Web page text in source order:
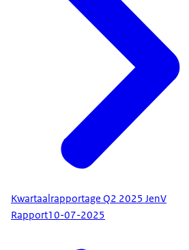
Kwartaalrapportage Q2 2025 JenV
Rapport10-07-2025